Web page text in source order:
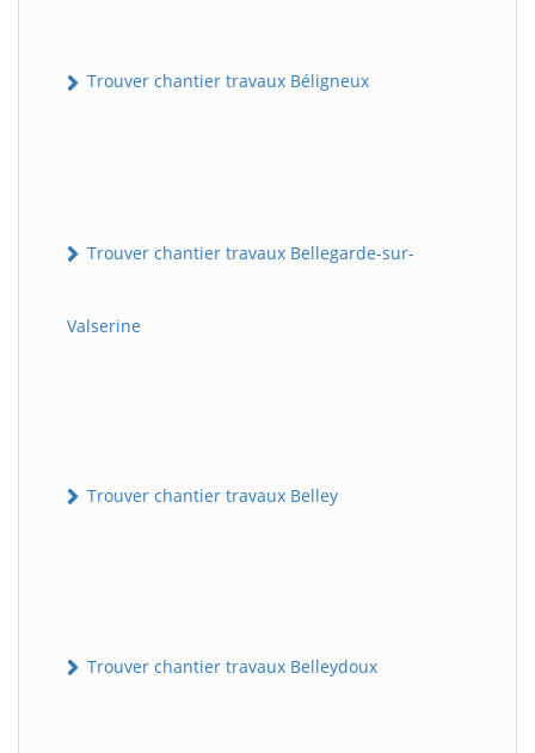
Trouver chantier travaux Béligneux
Trouver chantier travaux Bellegarde-sur-
Valserine
Trouver chantier travaux Belley
Trouver chantier travaux Belleydoux